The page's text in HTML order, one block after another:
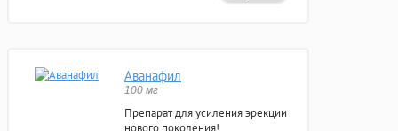
Аванафил
100 мг
Препарат для усиления эрекции